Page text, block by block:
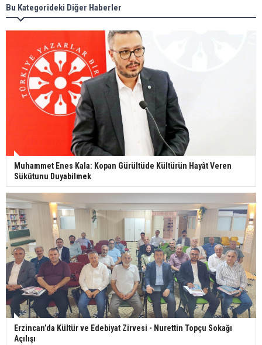
Bu Kategorideki Diğer Haberler
Muhammet Enes Kala: Kopan Gürültüde Kültürün Hayât Veren
Sükûtunu Duyabilmek
Erzincan’da Kültür ve Edebiyat Zirvesi - Nurettin Topçu Sokağı
Açılışı